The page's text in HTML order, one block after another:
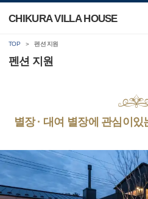
CHIKURA VILLA HOUSE
TOP 펜션 지원
펜션 지원
별장 · 대여 별장에 관심이